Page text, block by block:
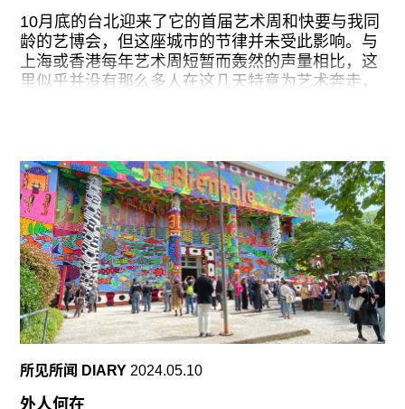
在当代艺术语境中，“感知”早已成为一个安全温和
的策展母题。它足够抽象，能容纳不同文化、媒介
与政治差异；又足够具身，能将复杂的结构性议题
软化为情绪与感官的私人叙事。官方手册将这场展
预感。然而，随着观看的推进，一个问题逐渐浮
现：当感知被组织为一种“仪式”，什么样的经验被
纳入其中，什么样的真实被留在场外。
10月底的台北迎来了它的首届艺术周和快要与我同
龄的艺博会，但这座城市的节律并未受此影响。与
上海或香港每年艺术周短暂而轰然的声量相比，这
里似乎并没有那么多人在这几天特意为艺术奔走，
联全城的策划，但多数画廊和机构并未因此调整展
览周期，仍在以各自的步调运作。而综观这段时期
台北的展览和艺术活动，虽然此地一直引以为豪的
多元性激活并丰富着策展叙述，不至于流于虚妄，
但贯穿其中的两大线索——未来想象与本地耕织
——似乎让这座城市在拥有独特艺术景观的同时，
也面临着这个时代共有的症结。
作为亚洲资历最老的艺博会之一，台北国际艺术博
览会（ART TAIPEI）已经迈入三字头。和所有步入
博览会今年强调了年轻化、品牌重塑和永续经营。
放到展场来看，这几个词意味着ART
所见所闻 DIARY 2024.05.10
外人何在